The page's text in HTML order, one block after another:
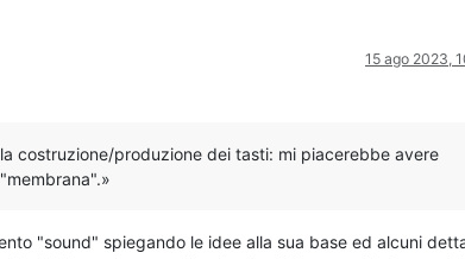
15 ago 2023,
costruzione/produzione dei tasti: mi piacerebbe avere
"sound" spiegando le idee alla sua base ed alcuni